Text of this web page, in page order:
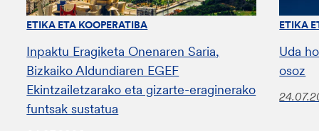
ETIKA ETA KOOPERATIBA
Inpaktu Eragiketa Onenaren Saria,
Bizkaiko Aldundiaren EGEF
Ekintzailetzarako eta gizarte-eraginerako
funtsak sustatua
ETIKA
Uda
osoz